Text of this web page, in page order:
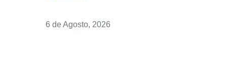
6 de Agosto, 2026